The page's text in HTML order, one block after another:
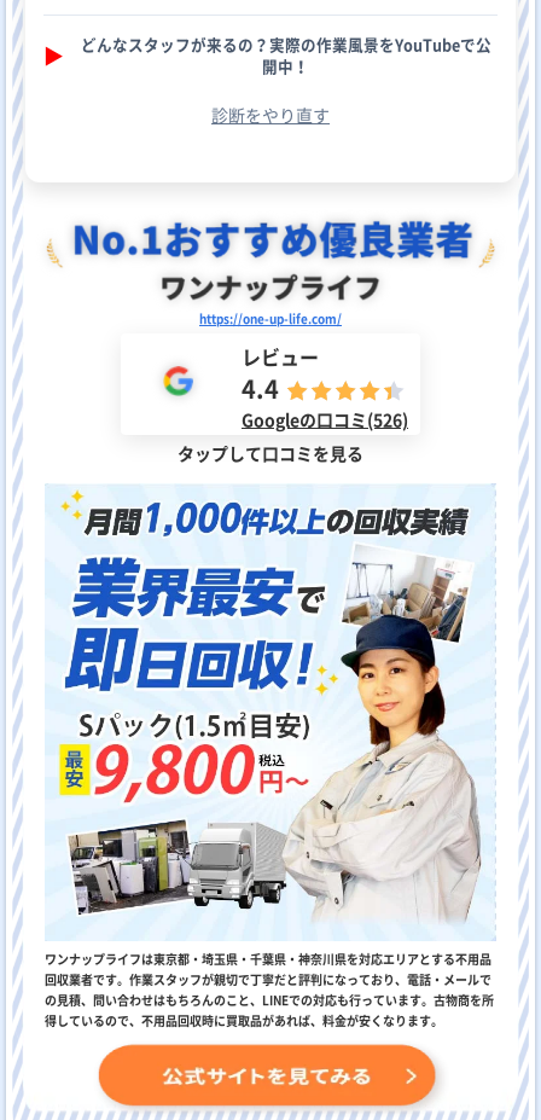
▶︎
どんなスタッフが来るの？実際の作業風景をYouTubeで公
開中！
診断をやり直す
https://one-up-life.com/
レビュー
4.4
Googleの口コミ(526)
タップして口コミを見る
ワンナップライフは東京都・埼玉県・千葉県・神奈川県を対応エリアとする不用品
回収業者です。作業スタッフが親切で丁寧だと評判になっており、電話・メールで
の見積、問い合わせはもちろんのこと、LINEでの対応も行っています。古物商を所
得しているので、不用品回収時に買取品があれば、料金が安くなります。